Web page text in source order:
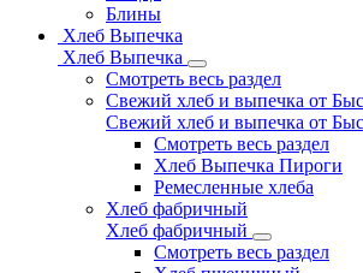
Блины
Хлеб Выпечка
Хлеб Выпечка
Смотреть весь раздел
Свежий хлеб и выпечка от
Свежий хлеб и выпечка от
Смотреть весь раздел
Хлеб Выпечка Пироги
Ремесленные хлеба
Хлеб фабричный
Хлеб фабричный
Смотреть весь раздел